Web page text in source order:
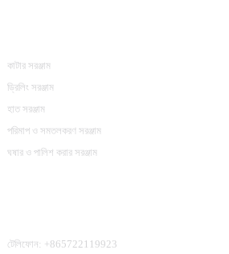
কাটার সরঞ্জাম
ড্রিলিং সরঞ্জাম
হাত সরঞ্জাম
পরিমাপ ও সমতলকরণ সরঞ্জাম
ঘষার ও পালিশ করার সরঞ্জাম
টেলিফোন: +865722119923